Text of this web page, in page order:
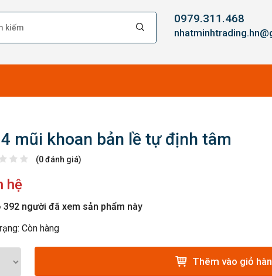
0979.311.468
mũi khoan bản lề tự định tâm
(0 đánh giá)
hệ
392 người đã xem sản phẩm này
Còn hàng
Thêm vào giỏ